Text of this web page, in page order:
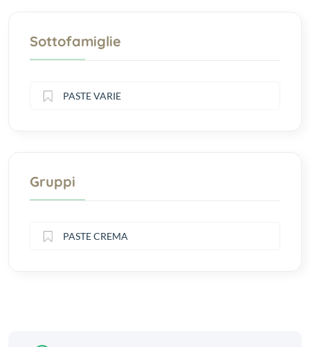
Sottofamiglie
PASTE VARIE
Gruppi
PASTE CREMA